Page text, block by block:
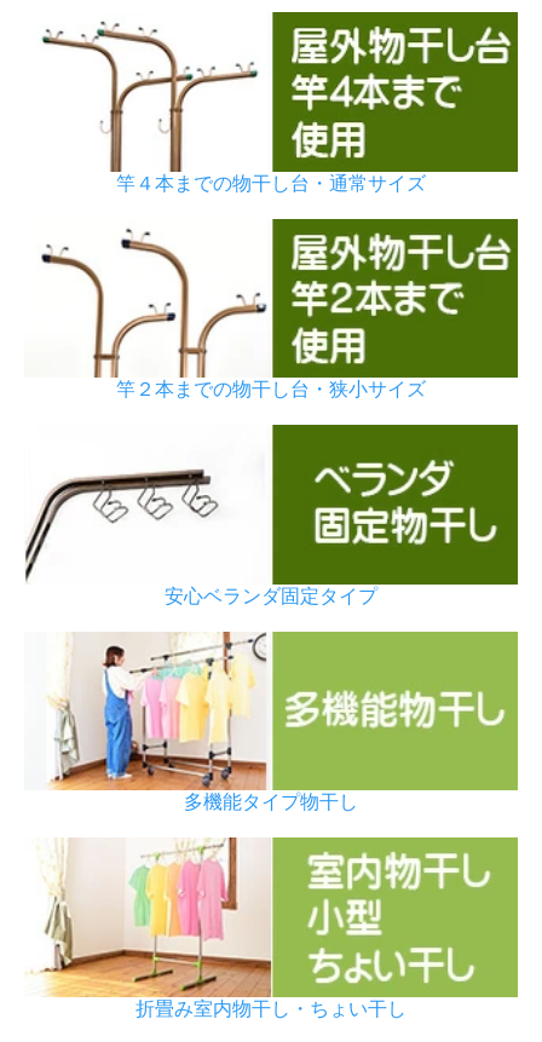
竿４本までの物干し台・通常サイズ
竿２本までの物干し台・狭小サイズ
安心ベランダ固定タイプ
多機能タイプ物干し
折畳み室内物干し・ちょい干し